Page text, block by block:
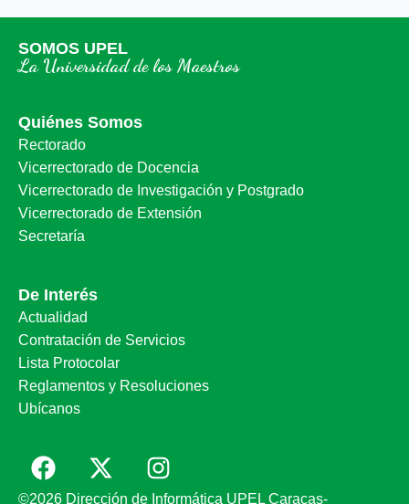
SOMOS UPEL
La Universidad de los Maestros
Quiénes Somos
Rectorado
Vicerrectorado de Docencia
Vicerrectorado de Investigación y Postgrado
Vicerrectorado de Extensión
Secretaría
De Interés
Actualidad
Contratación de Servicios
Lista Protocolar
Reglamentos y Resoluciones
Ubícanos
©2026 Dirección de Informática UPEL Caracas-